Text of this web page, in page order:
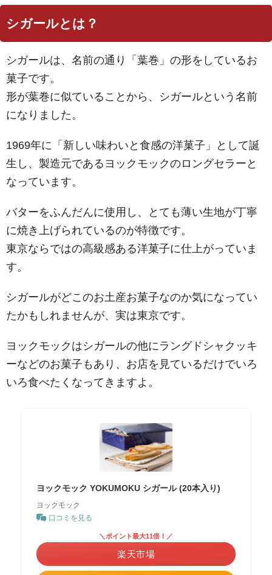
シガールとは？
シガールは、名前の通り「葉巻」の形をしているお
菓子です。
形が葉巻に似ていることから、シガールという名前
になりました。
1969年に「新しい味わいと食感の洋菓子」として誕
生し、製造元であるヨックモックのロングセラーと
なっています。
バターをふんだんに使用し、とても薄い生地が丁寧
に焼き上げられているのが特徴です。
東京ならではの高級感ある洋菓子に仕上がっていま
す。
シガールがどこのお土産お菓子なのか気になってい
たかもしれませんが、実は東京です。
ヨックモックはシガールの他にラングドシャクッキ
ーなどのお菓子もあり、お店を見ているだけでいろ
いろ食べたくなってきますよ。
ヨックモック YOKUMOKU シガール (20本入り)
ヨックモック
口コミを見る
＼ポイント最大11倍！／
楽天市場